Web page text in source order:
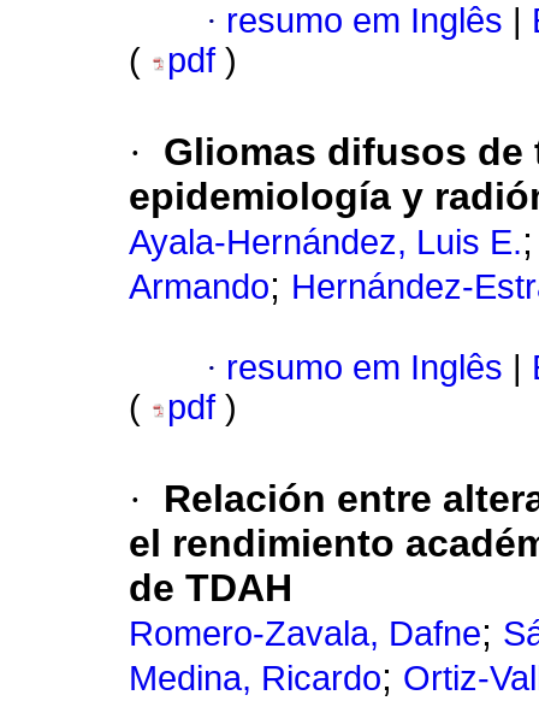
· resumo em Inglês
(
pdf )
·
Gliomas difusos
epidemiología y
Ayala-Hernández, Luis E.
Armando; Hernández-
· resumo em Inglês
(
pdf )
·
Relación entre
el rendimiento
de TDAH
Romero-Zavala, Dafne;
Medina, Ricardo; Ortiz-